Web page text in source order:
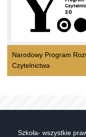
Narodowy Program
Czytelnictwa
Szkoła- wszystkie